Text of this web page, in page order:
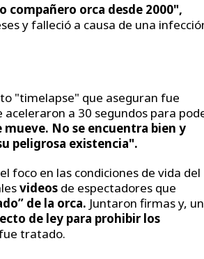
compañero orca desde 2000",
y falleció a causa de una
"timelapse" que aseguran fue
a 30 segundos para
mueve. No se encuentra bien y
peligrosa existencia".
foco en las condiciones de vida del
videos de espectadores que
de la orca. Juntaron firmas y, un
de ley para prohibir los
tratado.